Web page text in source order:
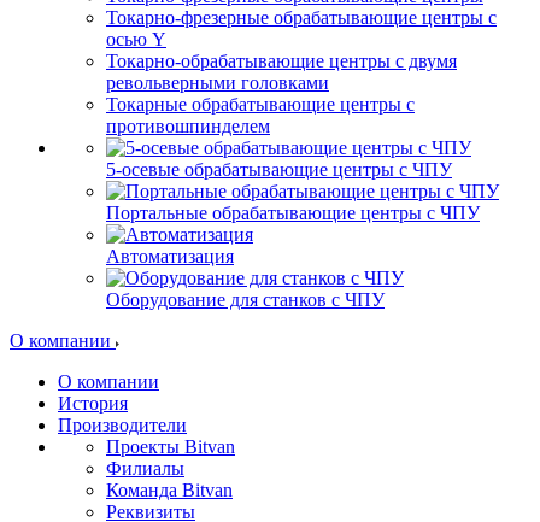
Токарно-фрезерные обрабатывающие центры с
осью Y
Токарно-обрабатывающие центры c двумя
револьверными головками
Токарные обрабатывающие центры с
противошпинделем
5-осевые обрабатывающие центры с ЧПУ
Портальные обрабатывающие центры с ЧПУ
Автоматизация
Оборудование для станков с ЧПУ
О компании
О компании
История
Производители
Проекты Bitvan
Филиалы
Команда Bitvan
Реквизиты